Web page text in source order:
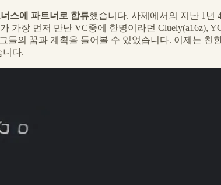
스에 파트너로 합류했습니다. 사제에서의 지난 1년
가장 먼저 만난 VC중에 한명이라던 Cluely(a16z),
의 꿈과 계획을 들어볼 수 있었습니다. 이제는 친
니다.